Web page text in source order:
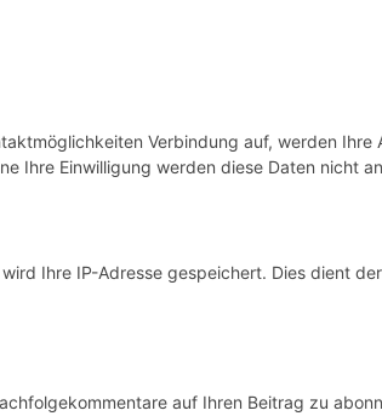
Verbindung auf, werden
Ihre Einwilligung werden diese Daten nicht
Ihre IP-Adresse gespeichert. Dies dient
auf Ihren Beitrag zu